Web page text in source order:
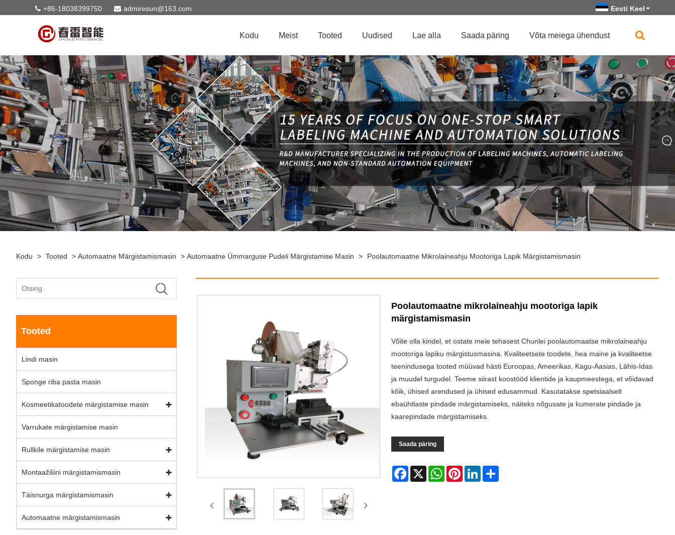
+86-18038399750 admiresun@163.com Eesti Keel
Kodu Meist Tooted Uudised Lae alla Saada päring Võta meiega ühendust
Kodu > Tooted > Automaatne Märgistamismasin > Automaatne Ümmarguse Pudeli Märgistamise Masin > Poolautomaatne Mikrolaineahju Mootoriga Lapik Märgistamismasin
Tooted
Lindi masin
Sponge riba pasta masin
Kosmeetikatoodete märgistamise masin
Varrukate märgistamise masin
Rullkile märgistamise masin
Montaažiliini märgistamismasin
Täisnurga märgistamismasin
Automaatne märgistamismasin
Poolautomaatne mikrolaineahju mootoriga lapik
märgistamismasin
Võite olla kindel, et ostate meie tehasest Chunlei poolautomaatse mikrolaineahju
mootoriga lapiku märgistusmasina. Kvaliteetsete toodete, hea maine ja kvaliteetse
teenindusega tooted müüvad hästi Euroopas, Ameerikas, Kagu-Aasias, Lähis-Idas
ja muudel turgudel. Teeme siirast koostööd klientide ja kaupmeestega, et võidavad
kõik, ühised arendused ja ühised edusammud. Kasutatakse spetsiaalselt
ebaühtlaste pindade märgistamiseks, näiteks nõgusate ja kumerate pindade ja
kaarepindade märgistamiseks.
Saada päring
Facebook
X WhatsAppPinterestLinkedIn